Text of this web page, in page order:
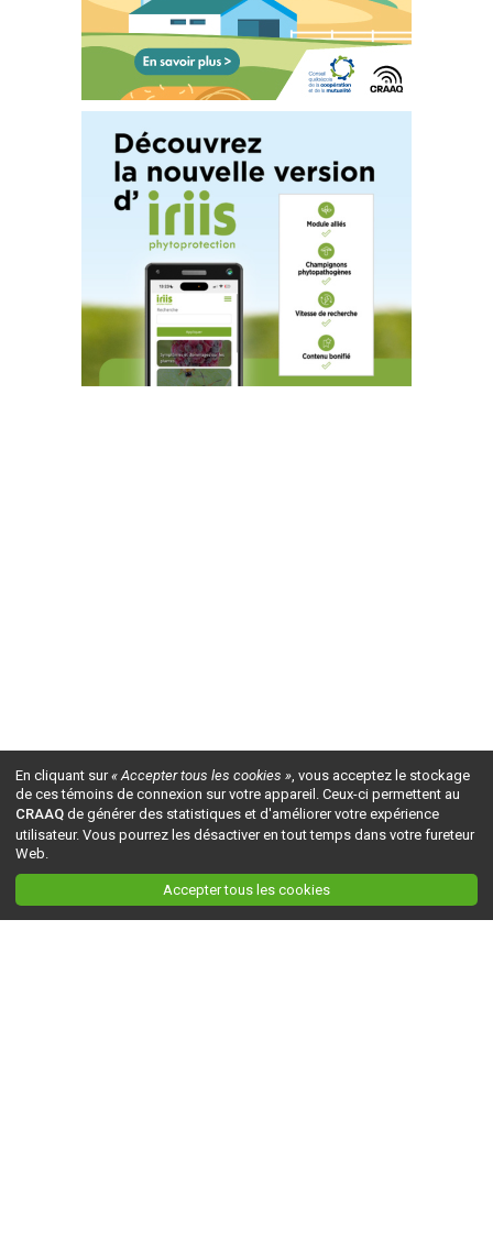
En cliquant sur« Accepter tous les cookies », vous acceptez le stockage
de ces témoins de connexion sur votre appareil. Ceux-ci permettent au
CRAAQ de générer des statistiques et d'améliorer votre expérience
utilisateur. Vous pourrez les désactiver en tout temps dans votre fureteur
Web.
Accepter tous les cookies